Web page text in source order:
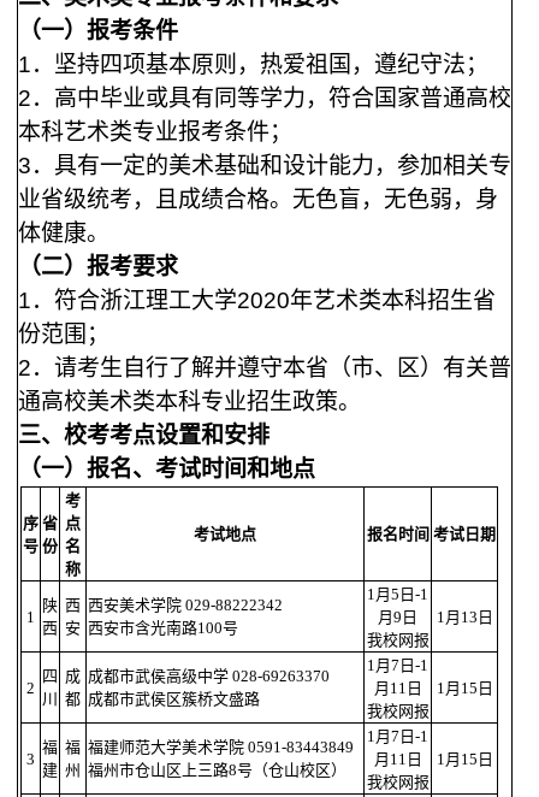
（一）报考条件
1．坚持四项基本原则，热爱祖国，遵纪守法；
2．高中毕业或具有同等学力，符合国家普通高校
本科艺术类专业报考条件；
3．具有一定的美术基础和设计能力，参加相关专
业省级统考，且成绩合格。无色盲，无色弱，身
体健康。
（二）报考要求
1．符合浙江理工大学2020年艺术类本科招生省
份范围；
2．请考生自行了解并遵守本省（市、区）有关普
通高校美术类本科专业招生政策。
三、校考考点设置和安排
（一）报名、考试时间和地点
序
号
省
份
考
点
名
称
考试地点 报名时间 考试日期
1
陕
西
西
安
西安美术学院 029-88222342
西安市含光南路100号
1月5日-1
月9日
我校网报
1月13日
2
四
川
成
都
成都市武侯高级中学 028-69263370
成都市武侯区簇桥文盛路
1月7日-1
月11日
我校网报
1月15日
3
福
建
福
州
福建师范大学美术学院 0591-83443849
福州市仓山区上三路8号（仓山校区）
1月7日-1
月11日
我校网报
1月15日